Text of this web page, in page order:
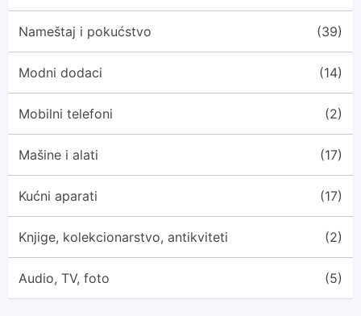
Nameštaj i pokućstvo (39)
Modni dodaci (14)
Mobilni telefoni (2)
Mašine i alati (17)
Kućni aparati (17)
Knjige, kolekcionarstvo, antikviteti (2)
Audio, TV, foto (5)